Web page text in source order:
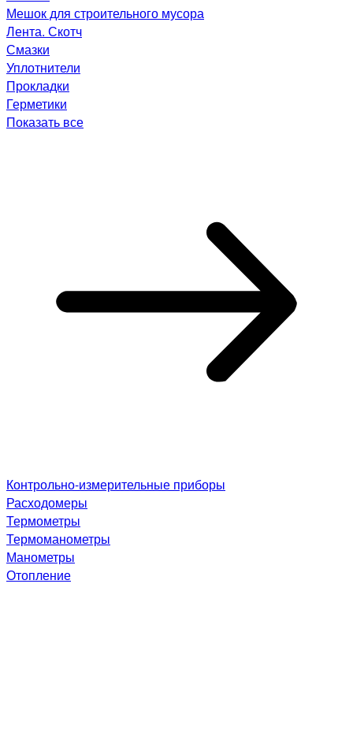
Мешок для строительного мусора
Лента. Скотч
Смазки
Уплотнители
Прокладки
Герметики
Показать все
Контрольно-измерительные приборы
Расходомеры
Термометры
Термоманометры
Манометры
Отопление